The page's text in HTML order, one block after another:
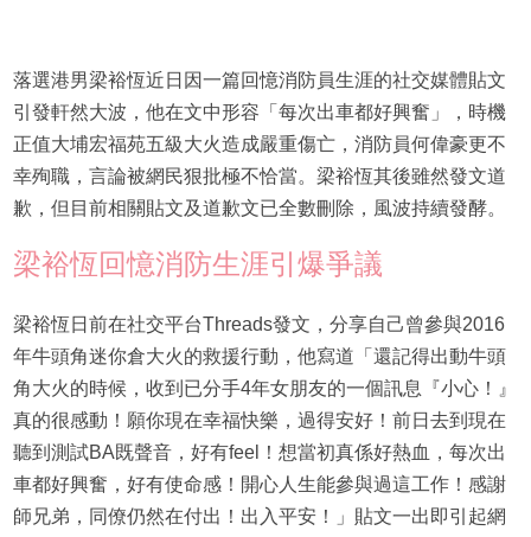
落選港男梁裕恆近日因一篇回憶消防員生涯的社交媒體貼文
引發軒然大波，他在文中形容「每次出車都好興奮」，時機
正值大埔宏福苑五級大火造成嚴重傷亡，消防員何偉豪更不
幸殉職，言論被網民狠批極不恰當。梁裕恆其後雖然發文道
歉，但目前相關貼文及道歉文已全數刪除，風波持續發酵。
梁裕恆回憶消防生涯引爆爭議
梁裕恆日前在社交平台Threads發文，分享自己曾參與2016
年牛頭角迷你倉大火的救援行動，他寫道「還記得出動牛頭
角大火的時候，收到已分手4年女朋友的一個訊息『小心！』
真的很感動！願你現在幸福快樂，過得安好！前日去到現在
聽到測試BA既聲音，好有feel！想當初真係好熱血，每次出
車都好興奮，好有使命感！開心人生能參與過這工作！感謝
師兄弟，同僚仍然在付出！出入平安！」貼文一出即引起網